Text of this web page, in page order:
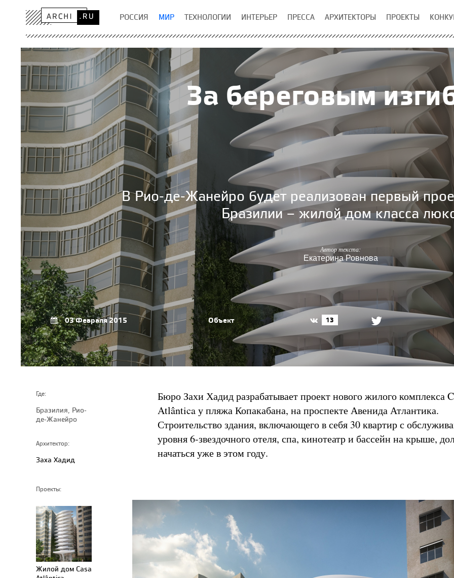
РОССИЯ МИР ТЕХНОЛОГИИ ИНТЕРЬЕР ПРЕССА АРХИТЕКТОРЫ ПРОЕКТЫ
За береговым
В Рио-де-Жанейро будет реализован первый
Бразилии – жилой дом класса
Автор текста:
Екатерина Ровнова
03 Февраля 2015 Объект 13
Где:
Бразилия, Рио-
де-Жанейро
Архитектор:
Заха Хадид
Проекты:
Жилой дом Casa
Бюро Захи Хадид разрабатывает проект нового жилого комплекса
Atlântica у пляжа Копакабана, на проспекте Авенида Атлантика.
Строительство здания, включающего в себя 30 квартир с
уровня 6-звездочного отеля, спа, кинотеатр и бассейн на крыше,
начаться уже в этом году.